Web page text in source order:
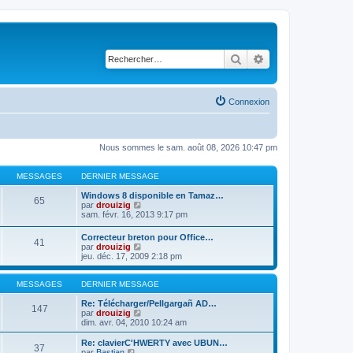
Rechercher
Connexion
Nous sommes le sam. août 08, 2026 10:47 pm
MESSAGES DERNIER MESSAGE
65
Windows 8 disponible en Tamaz…
par drouizig
o
u
l
t
e
r
l
d
e
r
n
i
sam. févr. 16, 2013 9:17 pm
41
Correcteur breton pour Office…
par drouizig
o
n
s
u
l
t
r
l
e
jeu. déc. 17, 2009 2:18 pm
MESSAGES DERNIER MESSAGE
147
Re: Télécharger/Pellgargañ AD…
par drouizig
o
n
s
dim. avr. 04, 2010 10:24 am
37
Re: clavierC'HWERTY avec UBUN…